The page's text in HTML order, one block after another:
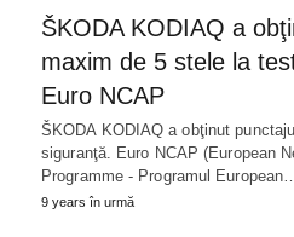
ŠKODA KODIAQ a
maxim de 5 stele la
Euro NCAP
ŠKODA KODIAQ a obţinut
siguranţă. Euro NCAP (European
Programme - Programul European…
9 years în urmă